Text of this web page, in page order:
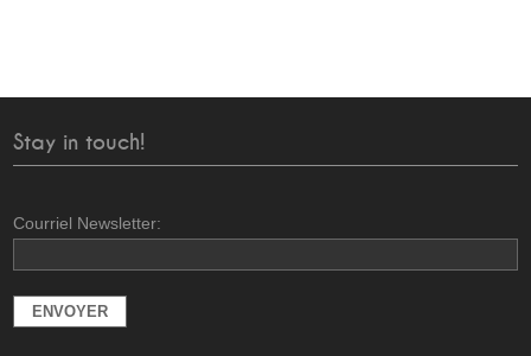
Stay in touch!
Courriel Newsletter: